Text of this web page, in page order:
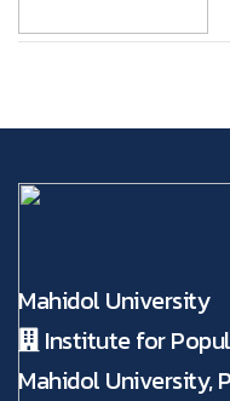
Mahidol University
Institute for
Mahidol University,